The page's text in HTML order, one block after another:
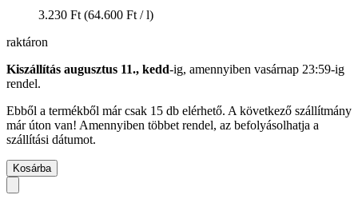
3.230 Ft (64.600 Ft / l)
raktáron
Kiszállítás augusztus 11., kedd-ig, amennyiben vasárnap 23:59-ig
rendel.
Ebből a termékből már csak 15 db elérhető. A következő szállítmány
már úton van! Amennyiben többet rendel, az befolyásolhatja a
szállítási dátumot.
Kosárba